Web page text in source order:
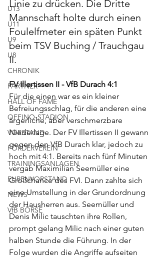
U13
U11
U9
U8
CHRONIK
PARTNER
HALL OF FAME
OFFINO-STADION
VORSTAND
FÖRDERVEREIN
TRAININGSANLAGEN
EHRENVORSTAND
NEWS
VfB BÖRSE
Linie zu drücken. Die Dritte
Mannschaft holte durch einen
Foulelfmeter ein späten Punkt
beim TSV Buching / Trauchgau
II.
FV Illertissen II - VfB Durach 4:1
Für die einen war es ein kleiner
Befreiungsschlag, für die anderen eine
ärgerliche, aber verschmerzbare
Niederlage. Der FV Illertissen II gewann
gegen den VfB Durach klar, jedoch zu
hoch mit 4:1. Bereits nach fünf Minuten
vergab Maximilian Seemüller eine
Großchance des FVI. Dann zahlte sich
eine Umstellung in der Grundordnung
der Hausherren aus. Seemüller und
Denis Milic tauschten ihre Rollen,
prompt gelang Milic nach einer guten
halben Stunde die Führung. In der
Folge wurden die Angriffe aufseiten